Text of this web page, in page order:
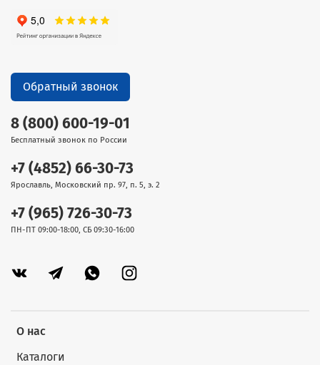
О нас
Каталоги
8 (800) 600-19-01
Бесплатный звонок по России
+7 (4852) 66-30-73
Ярославль, Московский пр. 97, п. 5, э. 2
+7 (965) 726-30-73
ПН-ПТ 09:00-18:00, СБ 09:30-16:00
Обратный звонок